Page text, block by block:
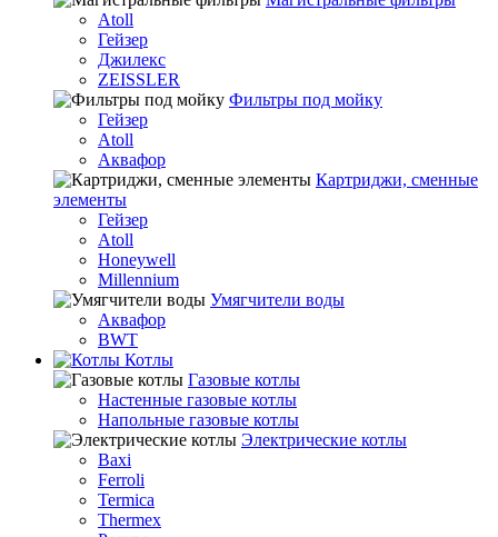
Atoll
Гейзер
Джилекс
ZEISSLER
Фильтры под мойку
Гейзер
Atoll
Аквафор
Картриджи, сменные
элементы
Гейзер
Atoll
Honeywell
Millennium
Умягчители воды
Аквафор
BWT
Котлы
Гaзовые котлы
Настенные газовые котлы
Напольные газовые котлы
Электрические котлы
Baxi
Ferroli
Termica
Thermex